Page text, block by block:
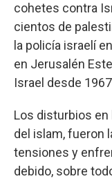
cohetes contra
cientos de
la policía israelí
en Jerusalén
Israel desde
Los disturbios en
del islam, fueron
tensiones y
debido, sobre